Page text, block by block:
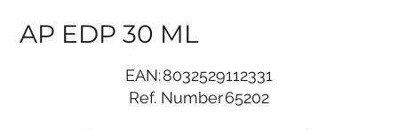
AP EDP 30 ML
EAN:8032529112331
Ref. Number65202